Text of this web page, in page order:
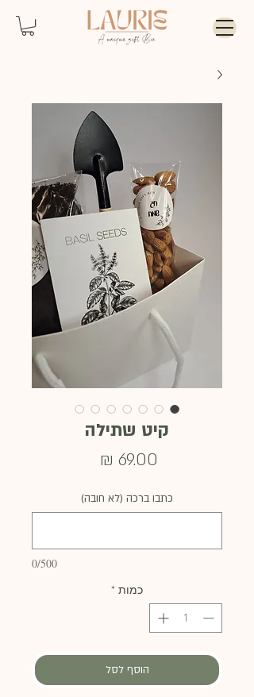
קיט שתילה
כתבו ברכה (לא חובה)
0/500
כמות *
הוסף לסל